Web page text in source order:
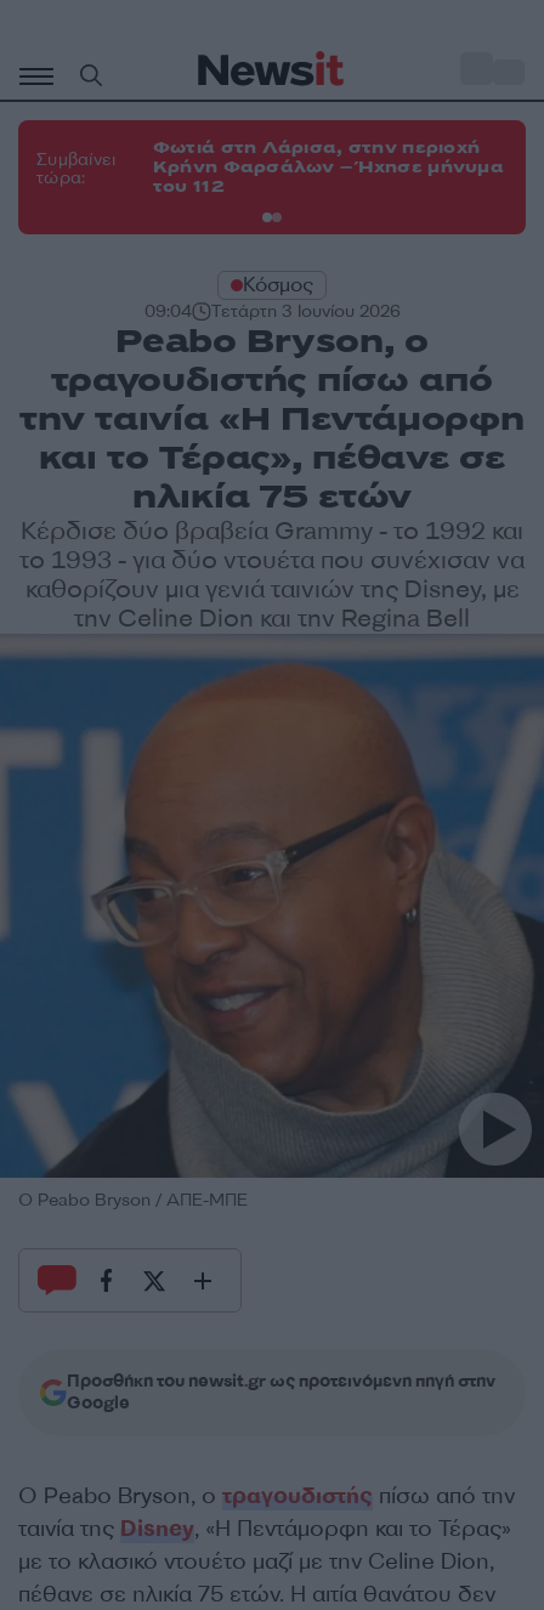
περιεχόμενο
Συμβαίνει
τώρα:
Φωτιά στη Λάρισα, στην περιοχή
Κρήνη Φαρσάλων – Ήχησε μήνυμα
του 112
Κόσμος
09:04 Τετάρτη 3 Ιουνίου 2026
Peabo Bryson, o
τραγουδιστής πίσω από
την ταινία «Η Πεντάμορφη
και το Τέρας», πέθανε σε
ηλικία 75 ετών
Κέρδισε δύο βραβεία Grammy - το 1992 και
το 1993 - για δύο ντουέτα που συνέχισαν να
καθορίζουν μια γενιά ταινιών της Disney, με
την Celine Dion και την Regina Bell
Ο Peabo Bryson / ΑΠΕ-ΜΠΕ
Προσθήκη του newsit.gr ως προτεινόμενη πηγή στην
Google
Ο Peabo Bryson, ο τραγουδιστής πίσω από την
ταινία της Disney, «Η Πεντάμορφη και το Τέρας»
με το κλασικό ντουέτο μαζί με την Celine Dion,
πέθανε σε ηλικία 75 ετών. Η αιτία θανάτου δεν